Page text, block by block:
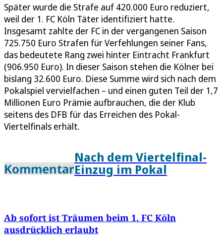
Später wurde die Strafe auf 420.000 Euro reduziert,
weil der 1. FC Köln Täter identifiziert hatte.
Insgesamt zahlte der FC in der vergangenen Saison
725.750 Euro Strafen für Verfehlungen seiner Fans,
das bedeutete Rang zwei hinter Eintracht Frankfurt
(906.950 Euro). In dieser Saison stehen die Kölner bei
bislang 32.600 Euro. Diese Summe wird sich nach dem
Pokalspiel vervielfachen – und einen guten Teil der 1,7
Millionen Euro Prämie aufbrauchen, die der Klub
seitens des DFB für das Erreichen des Pokal-
Viertelfinals erhält.
Kommentar
Nach dem Viertelfinal-
Einzug im Pokal
Ab sofort ist Träumen beim 1. FC Köln
ausdrücklich erlaubt